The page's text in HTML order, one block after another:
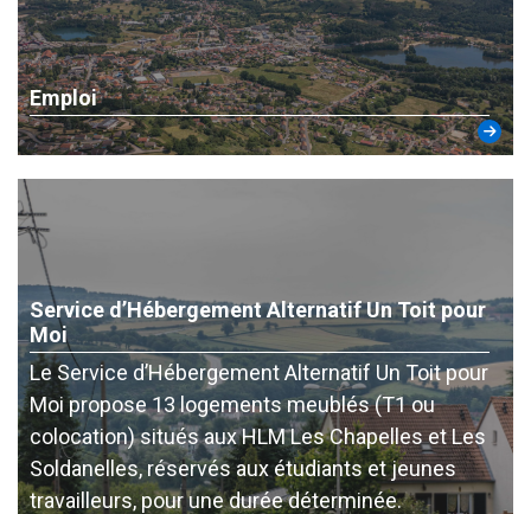
Emploi
Service d’Hébergement Alternatif Un Toit pour
Moi
Le Service d’Hébergement Alternatif Un Toit pour
Moi propose 13 logements meublés (T1 ou
colocation) situés aux HLM Les Chapelles et Les
Soldanelles, réservés aux étudiants et jeunes
travailleurs, pour une durée déterminée.